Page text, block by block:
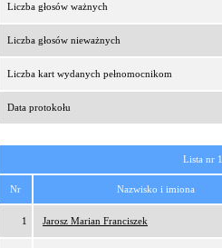
Liczba głosów ważnych
Liczba głosów nieważnych
Liczba kart wydanych pełnomocnikom
Data protokołu
Lista nr
Nr Nazwisko i imiona
1 Jarosz Marian Franciszek